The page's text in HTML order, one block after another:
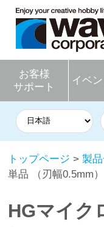
お客様
サポート
イベ
トップページ > 製
単品 （刃幅0.5mm）
HGマイク